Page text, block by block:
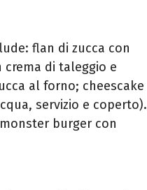
flan di zucca con
di taleggio e
al forno; cheescake
servizio e coperto).
burger con